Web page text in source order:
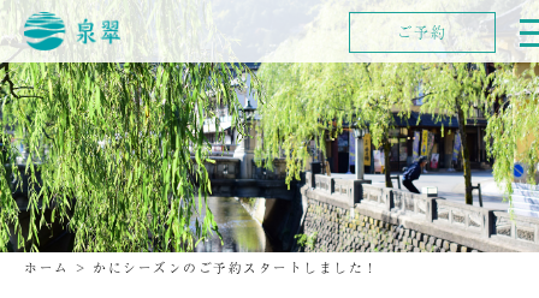
ホーム > かにシーズンのご予約スタートしました！
ご予約